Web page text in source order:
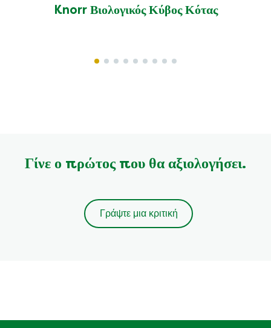
Knorr Βιολογικός Κύβος Κότας
Γίνε ο πρώτος που θα αξιολογήσει.
Γράψτε μια κριτική